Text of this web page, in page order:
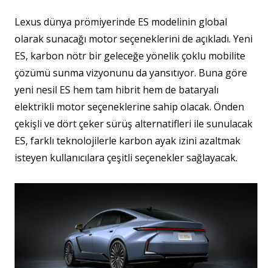
Lexus dünya prömiyerinde ES modelinin global
olarak sunacağı motor seçeneklerini de açıkladı. Yeni
ES, karbon nötr bir geleceğe yönelik çoklu mobilite
çözümü sunma vizyonunu da yansıtıyor. Buna göre
yeni nesil ES hem tam hibrit hem de bataryalı
elektrikli motor seçeneklerine sahip olacak. Önden
çekişli ve dört çeker sürüş alternatifleri ile sunulacak
ES, farklı teknolojilerle karbon ayak izini azaltmak
isteyen kullanıcılara çeşitli seçenekler sağlayacak.